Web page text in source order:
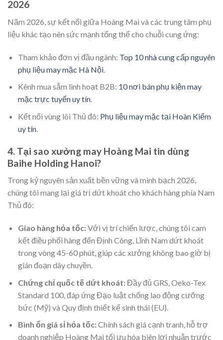
2026
Năm 2026, sự kết nối giữa Hoàng Mai và các trung tâm phụ
liệu khác tạo nên sức mạnh tổng thể cho chuỗi cung ứng:
Tham khảo đơn vị đầu ngành: Top 10 nhà cung cấp nguyên
phụ liệu may mặc Hà Nội.
Kênh mua sắm linh hoạt B2B: 10 nơi bán phụ kiện may
mặc trực tuyến uy tín.
Kết nối vùng lõi Thủ đô: Phụ liệu may mặc tại Hoàn Kiếm
uy tín.
4. Tại sao xưởng may Hoàng Mai tin dùng
Baihe Holding Hanoi?
Trong kỷ nguyên sản xuất bền vững và minh bạch 2026,
chúng tôi mang lại giá trị dứt khoát cho khách hàng phía Nam
Thủ đô:
Giao hàng hỏa tốc:Với vị trí chiến lược, chúng tôi cam
kết điều phối hàng đến Định Công, Lĩnh Nam dứt khoát
trong vòng 45-60 phút, giúp các xưởng không bao giờ bị
gián đoạn dây chuyền.
Chứng chỉ quốc tế dứt khoát:Đầy đủ GRS, Oeko-Tex
Standard 100, đáp ứng Đạo luật chống lao động cưỡng
bức (Mỹ) và Quy định thiết kế sinh thái (EU).
Bình ổn giá sỉ hỏa tốc:Chính sách giá cạnh tranh, hỗ trợ
doanh nghiệp Hoàng Mai tối ưu hóa biên lợi nhuận trước